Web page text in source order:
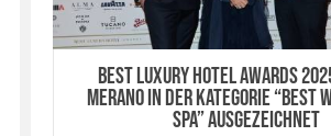
BEST LUXURY HOTEL AWARDS
MERANO IN DER KATEGORIE “BEST
SPA” AUSGEZEICHNET